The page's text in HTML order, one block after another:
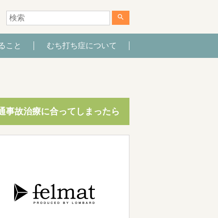
search
こと むち打ち症について
事故治療に合ってしまったら